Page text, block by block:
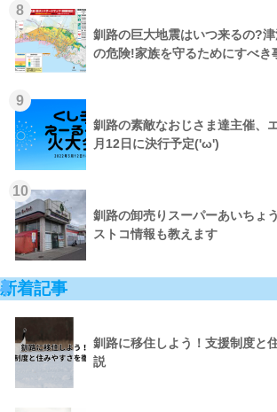
8
釧路の巨大地震はいつ来るの?
の危険!家族を守るためにすべき
9
釧路の素敵なおじさま達主催、
月12日に決行予定('ω')
10
釧路の卸売りスーパーあいちょ
ストコ情報も教えます
新着記事
釧路に移住しよう！支援制度と
説